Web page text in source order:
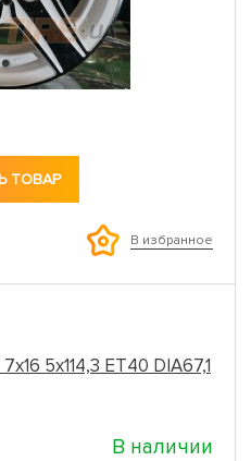
ТОВАР
В избранное
5x114,3 ET40 DIA67,1
В наличии